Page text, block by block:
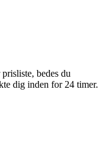
bedes du
dig inden for 24 timer.